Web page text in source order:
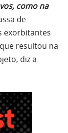
como na
de
exorbitantes
resultou na
diz a